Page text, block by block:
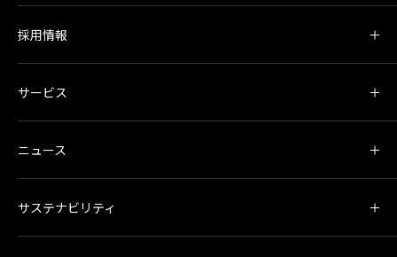
採用情報
サービス
ニュース
サステナビリティ